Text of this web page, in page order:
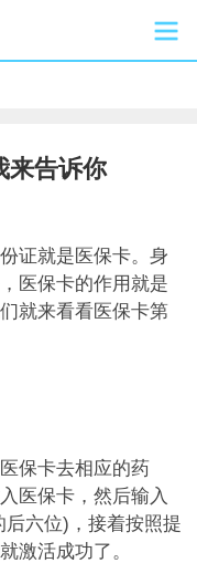
来告诉你
证就是医保卡。身
医保卡的作用就是
就来看看医保卡第
保卡去相应的药
医保卡，然后输入
六位)，接着按照提
激活成功了。